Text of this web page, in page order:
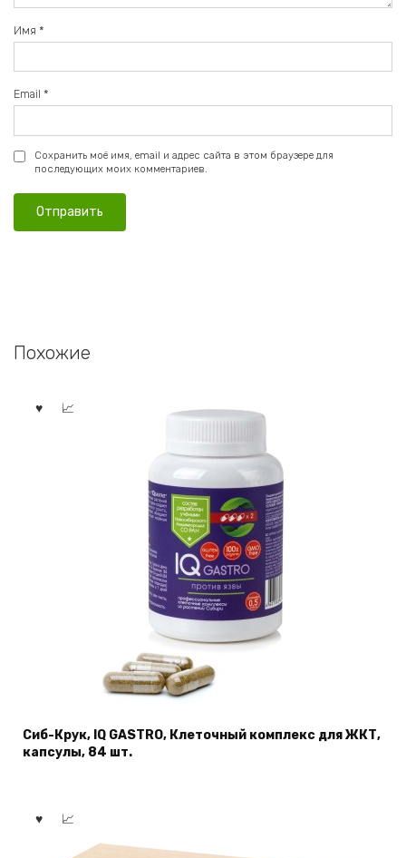
Имя *
Email *
Сохранить моё имя, email и адрес сайта в этом браузере для
последующих моих комментариев.
Похожие
Сиб-Крук, IQ GASTRO, Клеточный комплекс для ЖКТ,
капсулы, 84 шт.